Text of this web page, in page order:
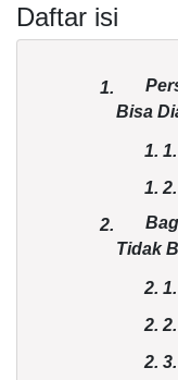
Daftar isi
1.
Bisa
1. 1.
1. 2.
2.
Tidak
2. 1.
2. 2.
2. 3.